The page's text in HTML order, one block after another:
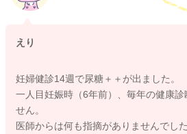
えり
妊婦健診14週で尿糖＋＋が出ました。
一人目妊娠時（6年前）、毎年の健康
せん。
医師からは何も指摘がありませんでした